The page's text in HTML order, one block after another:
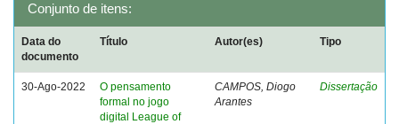
Conjunto de itens:
Data do
documento
Título Autor(es) Tipo
30-Ago-2022
O pensamento
formal no jogo
digital League of
CAMPOS, Diogo
Arantes
Dissertação